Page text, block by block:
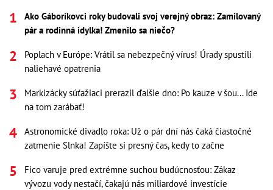
Ako Gáboríkovci roky budovali svoj verejný obraz: Zamilovaný
pár a rodinná idylka! Zmenilo sa niečo?
Poplach v Európe: Vrátil sa nebezpečný vírus! Úrady spustili
naliehavé opatrenia
Markizácky súťažiaci prerazil ďalšie dno: Po kauze v šou... Ide
na tom zarábať!
Astronomické divadlo roka: Už o pár dní nás čaká čiastočné
zatmenie Slnka! Zapíšte si presný čas, kedy to začne
Fico varuje pred extrémne suchou budúcnosťou: Zákaz
vývozu vody nestačí, čakajú nás miliardové investície